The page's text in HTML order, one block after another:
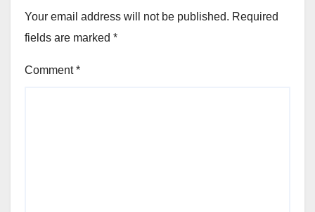
Your email address will not be published. Required
fields are marked *
Comment*